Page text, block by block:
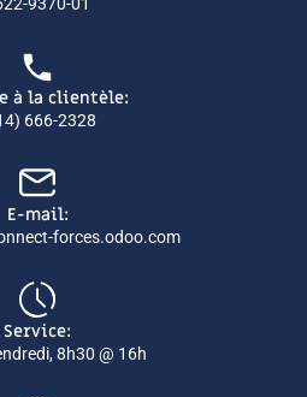
à la clientèle:
666-2328
E-mail:
forces.odoo.com
Service:
8h30 @ 16h